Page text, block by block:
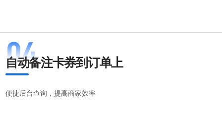
自动备注卡券到订单上
便捷后台查询，提高商家效率